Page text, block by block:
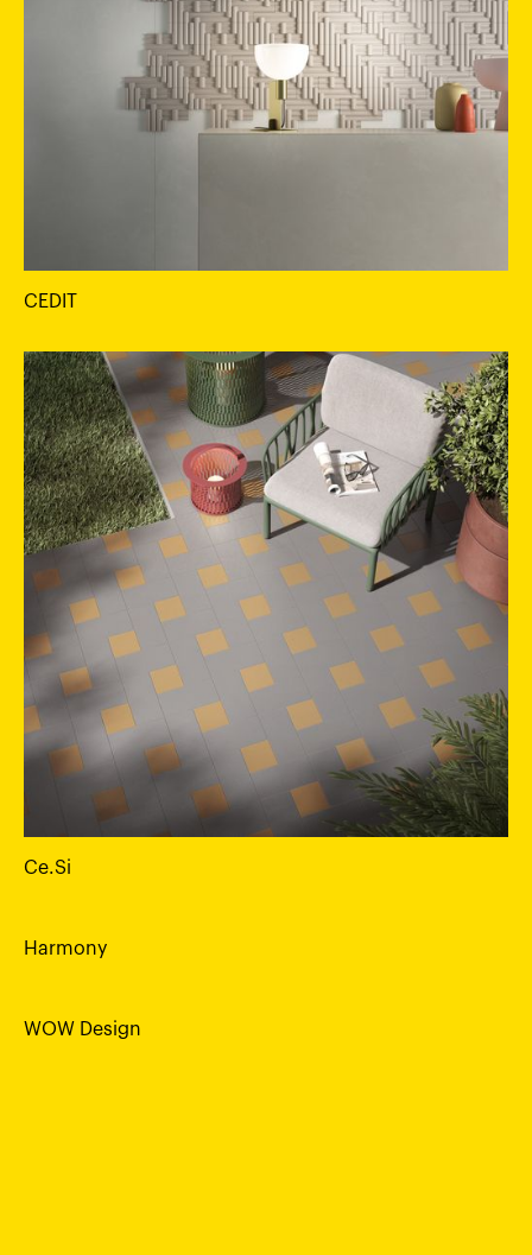
CEDIT
Ce.Si
Harmony
WOW Design